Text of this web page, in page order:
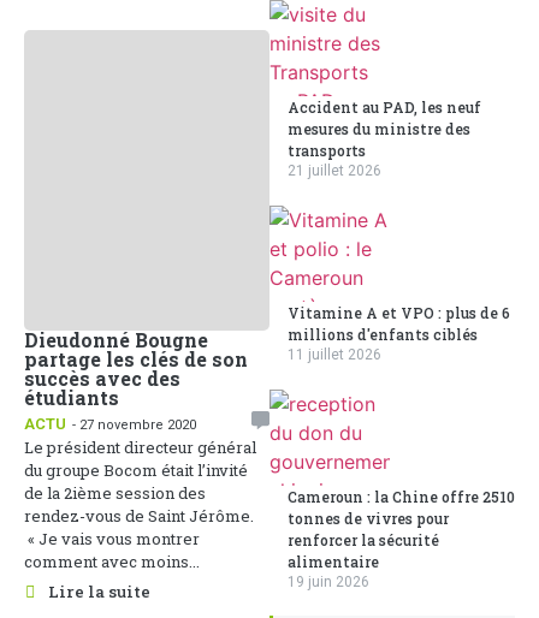
Dieudonné Bougne
partage les clés de son
succès avec des
étudiants
ACTU - 27 novembre 2020
Le président directeur général
du groupe Bocom était l’invité
de la 2ième session des
rendez-vous de Saint Jérôme.
« Je vais vous montrer
comment avec moins...
Lire la suite
Accident au PAD, les neuf
mesures du ministre des
transports
21 juillet 2026
Vitamine A et VPO : plus de 6
millions d'enfants ciblés
11 juillet 2026
Cameroun : la Chine offre 2510
tonnes de vivres pour
renforcer la sécurité
alimentaire
19 juin 2026